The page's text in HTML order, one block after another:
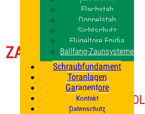
Flachstab
Doppelstab
Sichtschutz
Flügeltore Egidia
Ballfang-Zaunsysteme
Schraubfundament
Toranlagen
Garagentore
Kontakt
Datenschutz
ZAUNSYSTEME
Rondofor 3DL